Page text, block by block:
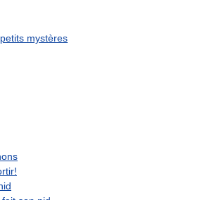
mystères